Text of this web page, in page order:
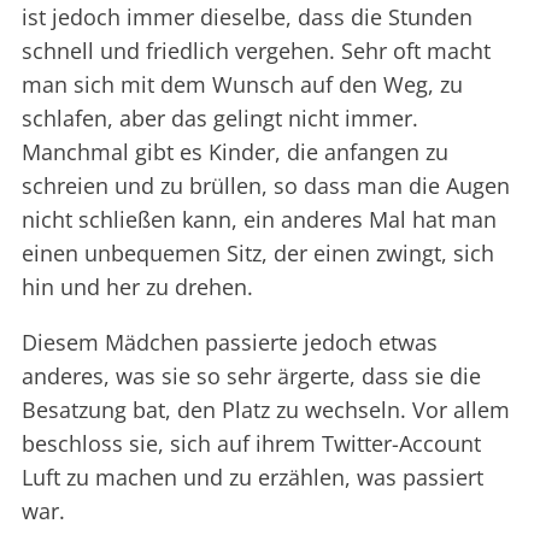
ist jedoch immer dieselbe, dass die Stunden
schnell und friedlich vergehen. Sehr oft macht
man sich mit dem Wunsch auf den Weg, zu
schlafen, aber das gelingt nicht immer.
Manchmal gibt es Kinder, die anfangen zu
schreien und zu brüllen, so dass man die Augen
nicht schließen kann, ein anderes Mal hat man
einen unbequemen Sitz, der einen zwingt, sich
hin und her zu drehen.
Diesem Mädchen passierte jedoch etwas
anderes, was sie so sehr ärgerte, dass sie die
Besatzung bat, den Platz zu wechseln. Vor allem
beschloss sie, sich auf ihrem Twitter-Account
Luft zu machen und zu erzählen, was passiert
war.